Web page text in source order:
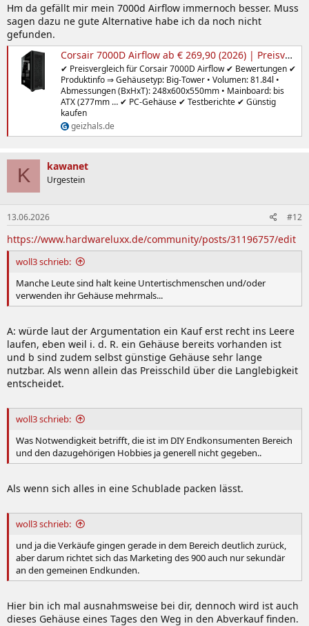
Hm da gefällt mir mein 7000d Airflow immernoch besser. Muss
sagen dazu ne gute Alternative habe ich da noch nicht
gefunden.
Corsair 7000D Airflow ab € 269,90 (2026) | Preisvergleich Geizhals Deutschland
✔ Preisvergleich für Corsair 7000D Airflow ✔ Bewertungen ✔
Produktinfo ⇒ Gehäusetyp: Big-Tower • Volumen: 81.84l •
Abmessungen (BxHxT): 248x600x550mm • Mainboard: bis
ATX (277mm … ✔ PC-Gehäuse ✔ Testberichte ✔ Günstig
kaufen
geizhals.de
K kawanet
Urgestein
13.06.2026 #12
https://www.hardwareluxx.de/community/posts/31196757/edit
woll3 schrieb:
Manche Leute sind halt keine Untertischmenschen und/oder
verwenden ihr Gehäuse mehrmals...
A: würde laut der Argumentation ein Kauf erst recht ins Leere
laufen, eben weil i. d. R. ein Gehäuse bereits vorhanden ist
und b sind zudem selbst günstige Gehäuse sehr lange
nutzbar. Als wenn allein das Preisschild über die Langlebigkeit
entscheidet.
woll3 schrieb:
Was Notwendigkeit betrifft, die ist im DIY Endkonsumenten Bereich
und den dazugehörigen Hobbies ja generell nicht gegeben..
Als wenn sich alles in eine Schublade packen lässt.
woll3 schrieb:
und ja die Verkäufe gingen gerade in dem Bereich deutlich zurück,
aber darum richtet sich das Marketing des 900 auch nur sekundär
an den gemeinen Endkunden.
Hier bin ich mal ausnahmsweise bei dir, dennoch wird ist auch
dieses Gehäuse eines Tages den Weg in den Abverkauf finden.